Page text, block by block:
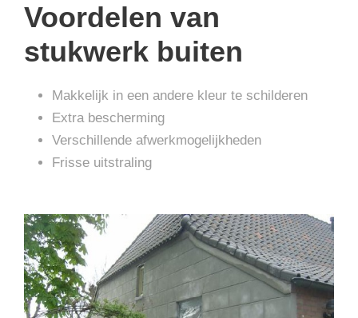
Voordelen van
stukwerk buiten
Makkelijk in een andere kleur te schilderen
Extra bescherming
Verschillende afwerkmogelijkheden
Frisse uitstraling